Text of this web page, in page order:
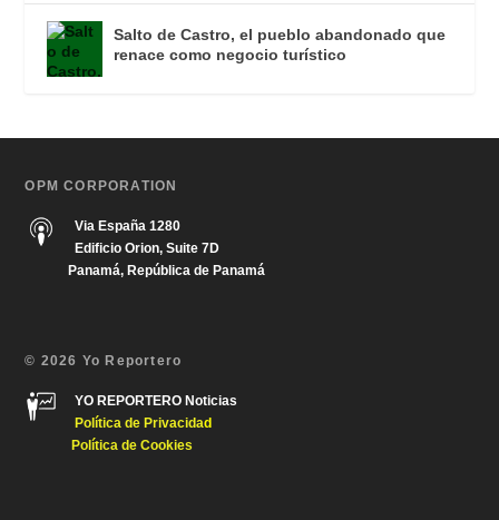
Salto de Castro, el pueblo abandonado que
renace como negocio turístico
OPM CORPORATION
Via España 1280
Edificio Orion, Suite 7D
Panamá, República de Panamá
© 2026 Yo Reportero
YO REPORTERO Noticias
Política de Privacidad
Política de Cookies